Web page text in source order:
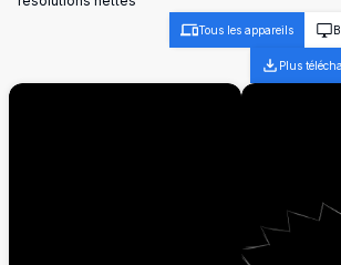
Tous les appareils
Plus